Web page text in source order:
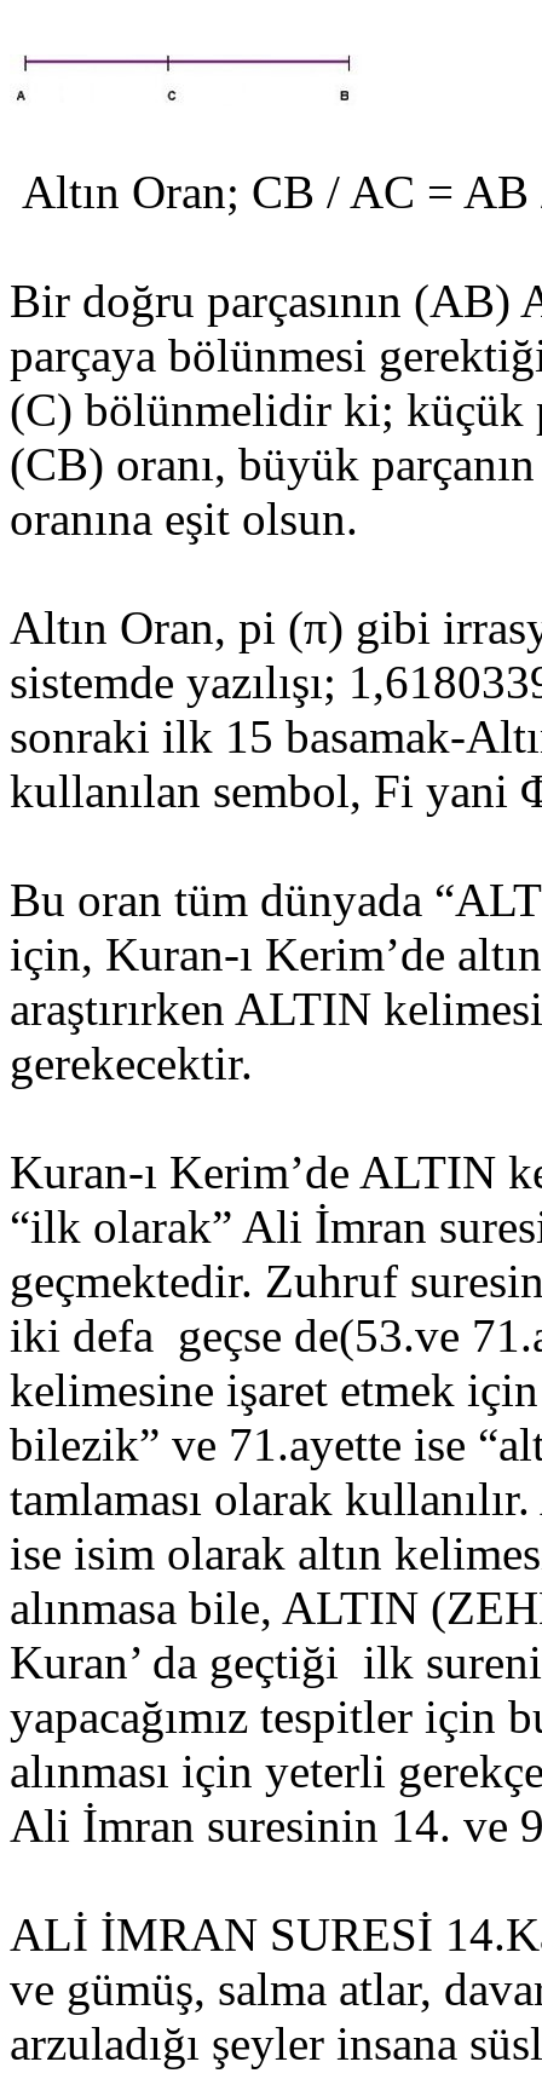
Altın Oran; CB / AC =
Bir doğru parçasının
parçaya bölünmesi
(C) bölünmelidir ki; küçük
(CB) oranı, büyük
oranına eşit olsun.
Altın Oran, pi (π) gibi
sistemde yazılışı;
sonraki ilk 15 basamak-
kullanılan sembol, Fi yani
Bu oran tüm dünyada
için, Kuran-ı Kerim’de
araştırırken ALTIN
gerekecektir.
Kuran-ı Kerim’de ALTIN
“ilk olarak” Ali İmran
geçmektedir. Zuhruf
iki defa geçse de(53.ve
kelimesine işaret etmek
bilezik” ve 71.ayette ise
tamlaması olarak
ise isim olarak altın
alınmasa bile, ALTIN
Kuran’ da geçtiği ilk
yapacağımız tespitler için
alınması için yeterli
Ali İmran suresinin 14. ve
ALİ İMRAN SURESİ
ve gümüş, salma atlar,
arzuladığı şeyler insana